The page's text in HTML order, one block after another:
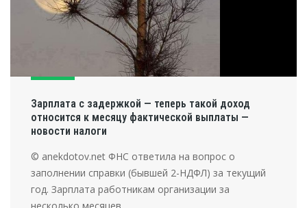
Зарплата с задержкой — теперь такой доход
относится к месяцу фактической выплаты —
новости налоги
© anekdotov.net ФНС ответила на вопрос о
заполнении справки (бывшей 2-НДФЛ) за текущий
год. Зарплата работникам организации за